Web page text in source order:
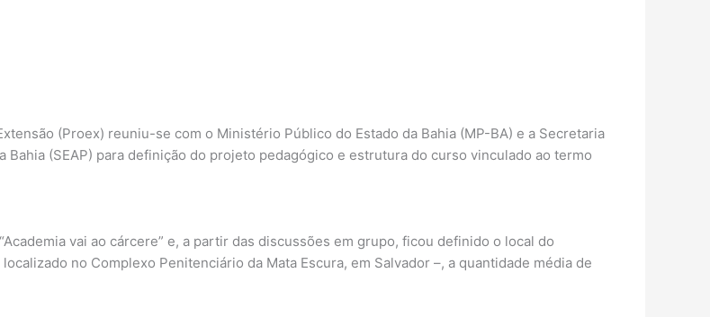
(Proex) reuniu-se com o Ministério Público do Estado da Bahia (MP-BA) e a Secretaria
(SEAP) para definição do projeto pedagógico e estrutura do curso vinculado ao termo
vai ao cárcere” e, a partir das discussões em grupo, ficou definido o local do
no Complexo Penitenciário da Mata Escura, em Salvador –, a quantidade média de